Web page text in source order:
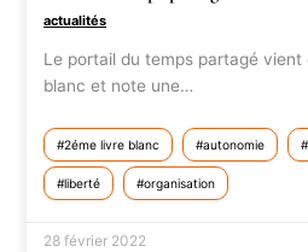
actualités
Le portail du temps partagé vient
blanc et note une…
2éme livre blanc autonomie
liberté organisation
28 février 2022